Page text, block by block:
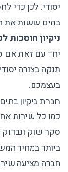
יסודי. לכן כדי
בתים עושות את
ניקיון
יחד עם זאת אם
תנקה בצורה
בעצמכם.
חברת ניקיון
כמו כל שירות
סקר שוק ונבדוק
ביותר במחיר
חברה מציעה